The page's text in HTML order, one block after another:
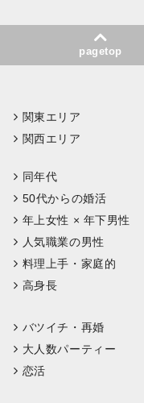
pagetop
関東エリア
関西エリア
同年代
50代からの婚活
年上女性 × 年下男性
人気職業の男性
料理上手・家庭的
高身長
バツイチ・再婚
大人数パーティー
恋活